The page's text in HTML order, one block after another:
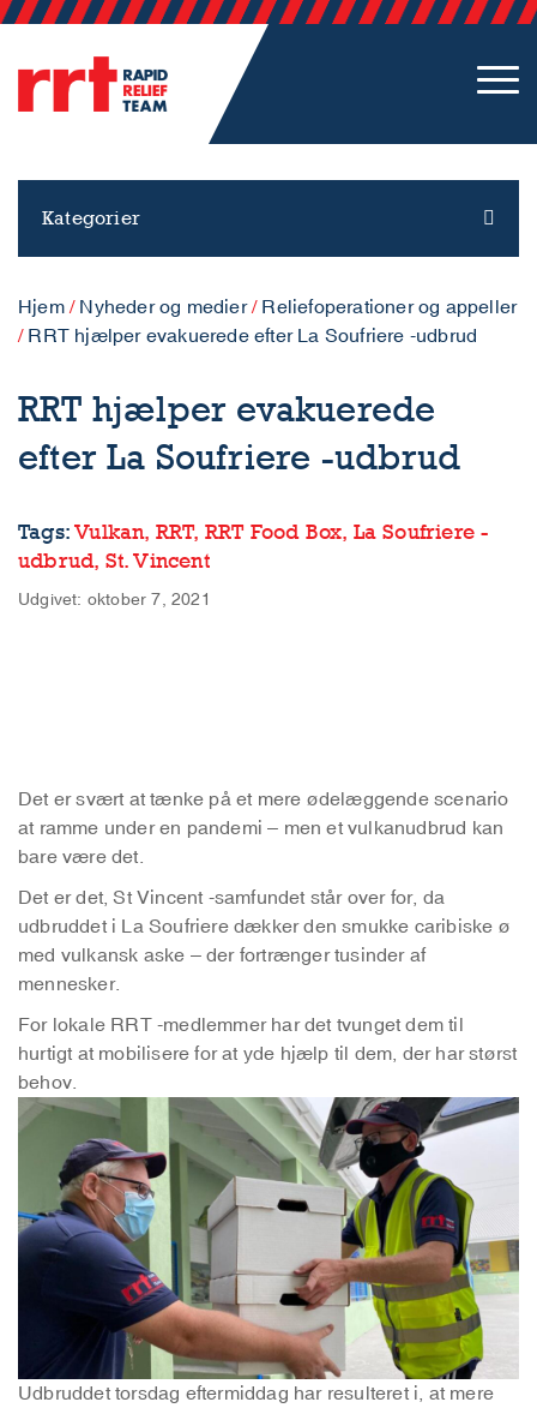
Kategorier
Hjem/ Nyheder og medier/ Reliefoperationer og appeller
/ RRT hjælper evakuerede efter La Soufriere -udbrud
RRT hjælper evakuerede
efter La Soufriere -udbrud
Tags:Vulkan, RRT, RRT Food Box, La Soufriere -
udbrud, St. Vincent
Udgivet: oktober 7, 2021
Det er svært at tænke på et mere ødelæggende scenario
at ramme under en pandemi – men et vulkanudbrud kan
bare være det.
Det er det, St Vincent -samfundet står over for, da
udbruddet i La Soufriere dækker den smukke caribiske ø
med vulkansk aske – der fortrænger tusinder af
mennesker.
For lokale RRT -medlemmer har det tvunget dem til
hurtigt at mobilisere for at yde hjælp til dem, der har størst
behov.
Udbruddet torsdag eftermiddag har resulteret i, at mere